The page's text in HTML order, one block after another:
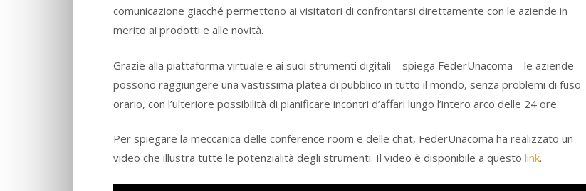
comunicazione giacché permettono ai visitatori di confrontarsi direttamente con le aziende in
merito ai prodotti e alle novità.
Grazie alla piattaforma virtuale e ai suoi strumenti digitali – spiega FederUnacoma – le aziende
possono raggiungere una vastissima platea di pubblico in tutto il mondo, senza problemi di fuso
orario, con l’ulteriore possibilità di pianificare incontri d’affari lungo l’intero arco delle 24 ore.
Per spiegare la meccanica delle conference room e delle chat, FederUnacoma ha realizzato un
video che illustra tutte le potenzialità degli strumenti. Il video è disponibile a questo link.